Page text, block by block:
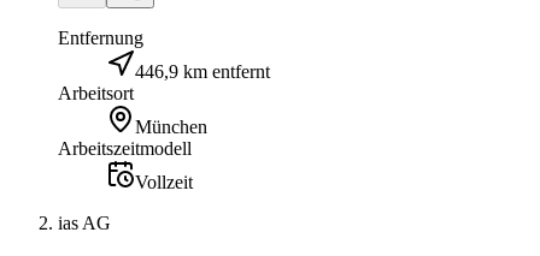
Entfernung
446,9 km entfernt
Arbeitsort
München
Arbeitszeitmodell
Vollzeit
ias AG